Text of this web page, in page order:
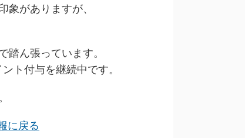
象がありますが、
踏ん張っています。
ト付与を継続中です。
に戻る